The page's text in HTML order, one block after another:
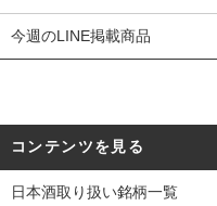
今週のLINE掲載商品
コンテンツを見る
日本酒取り扱い銘柄一覧